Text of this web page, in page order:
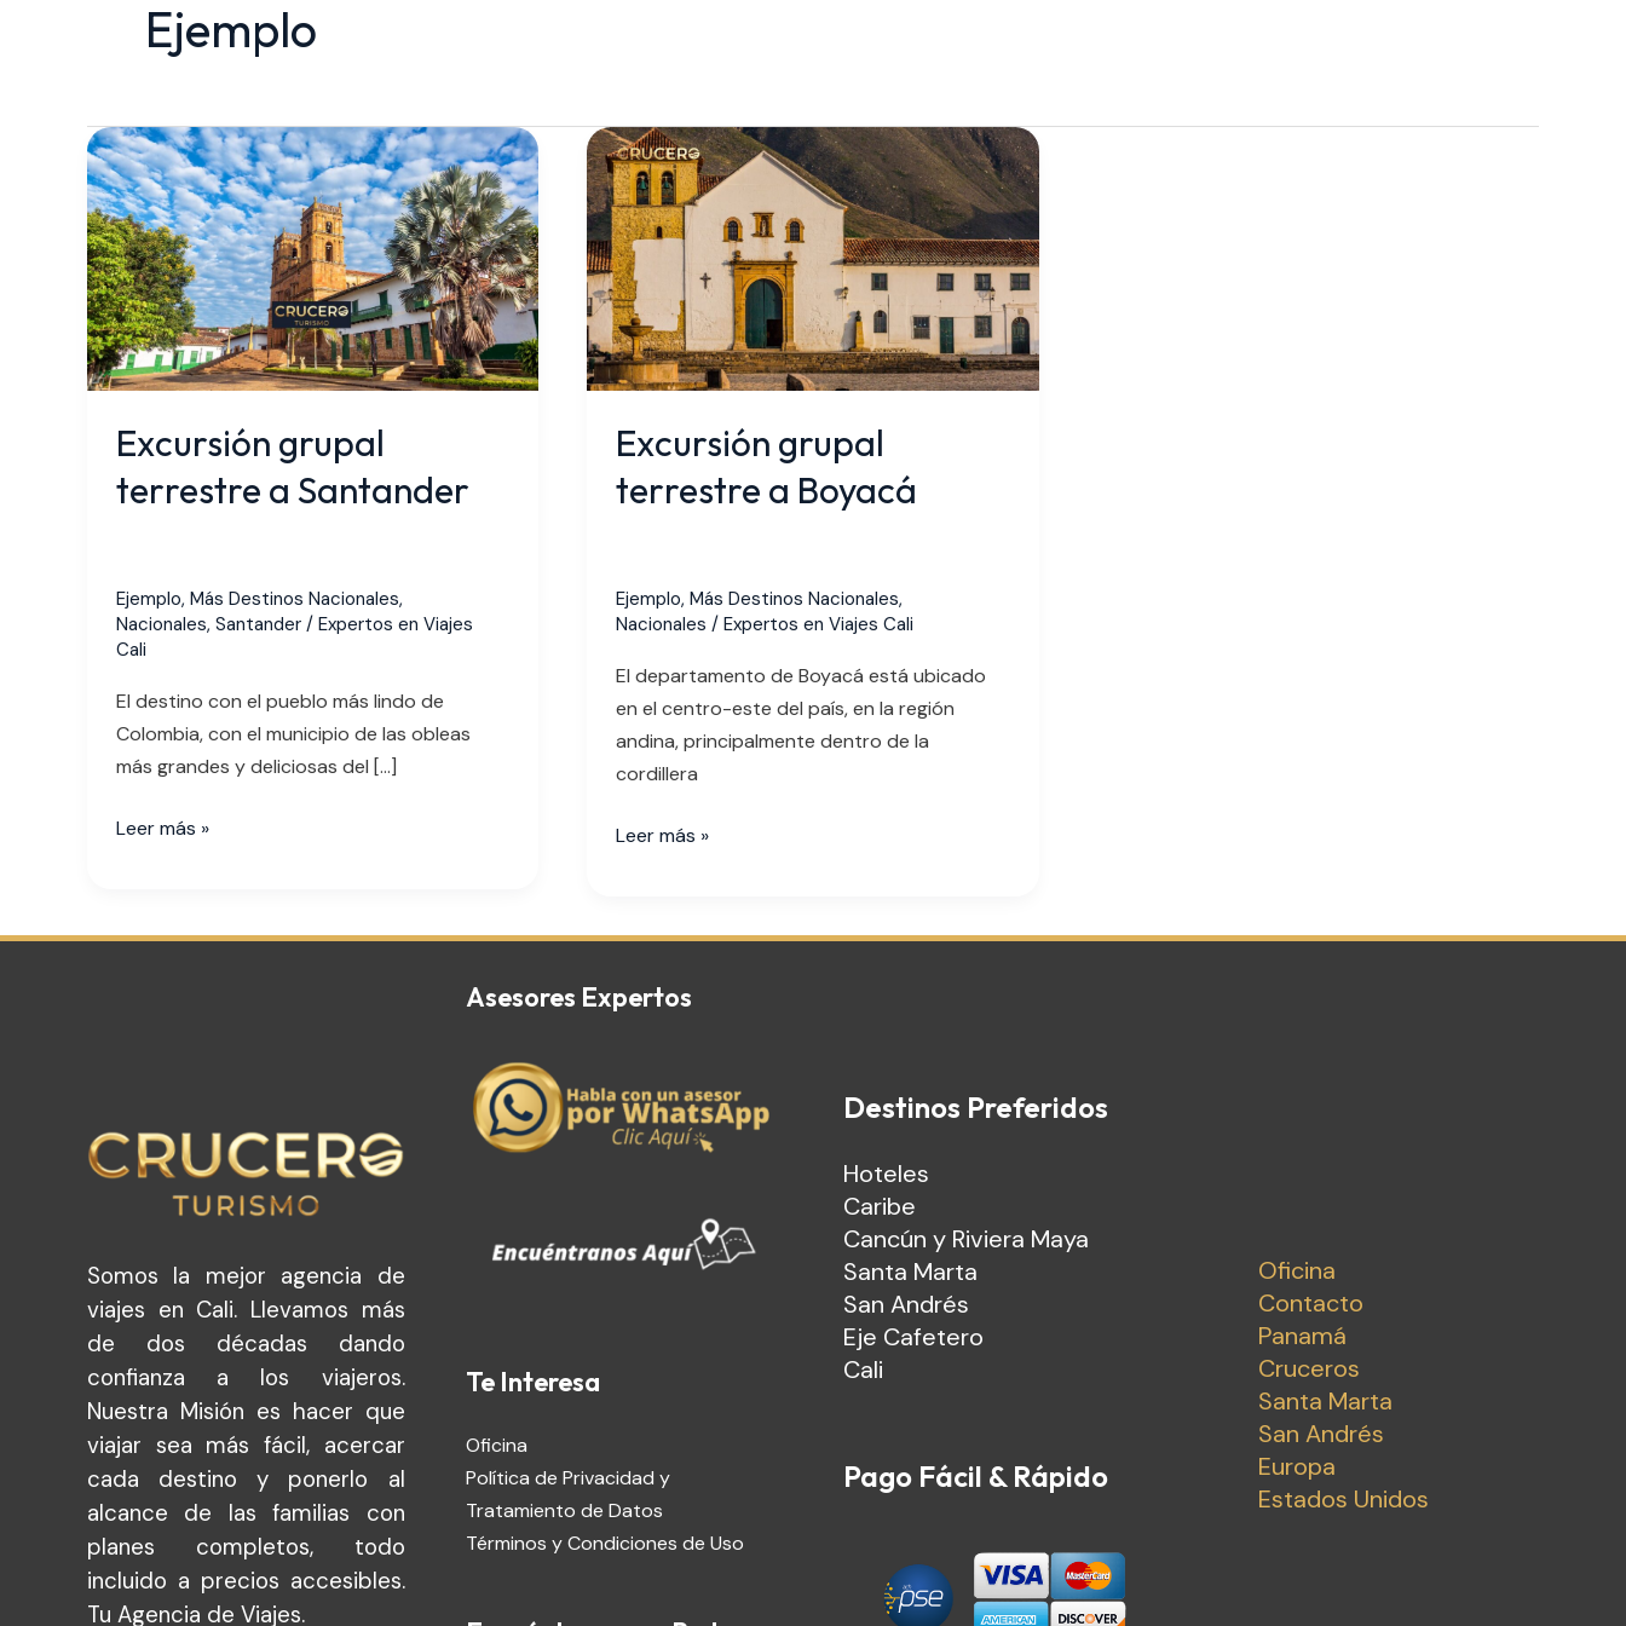
Ejemplo
Excursión grupal
terrestre a Santander
Ejemplo, Más Destinos Nacionales,
Nacionales, Santander / Expertos en Viajes
Cali
El destino con el pueblo más lindo de
Colombia, con el municipio de las obleas
más grandes y deliciosas del […]
Excursión
grupal
terrestre
a
Santander
Leer más »
Excursión grupal
terrestre a Boyacá
Ejemplo,Más Destinos Nacionales,
Nacionales /Expertos en Viajes Cali
El departamento de Boyacá está ubicado
en el centro-este del país, en la región
andina, principalmente dentro de la
cordillera
Excursión
grupal
terrestre
a
Boyacá
Leer más »
Somos la mejor agencia de
viajes en Cali. Llevamos más
de dos décadas dando
confianza a los viajeros.
Nuestra Misión es hacer que
viajar sea más fácil, acercar
cada destino y ponerlo al
alcance de las familias con
planes completos, todo
incluido a precios accesibles.
Tu Agencia de Viajes.
Asesores Expertos
Te Interesa
Oficina
Política de Privacidad y
Tratamiento de Datos
Términos y Condiciones de Uso
Destinos Preferidos
Hoteles
Caribe
Cancún y Riviera Maya
Santa Marta
San Andrés
Eje Cafetero
Cali
Pago Fácil & Rápido
Oficina
Contacto
Panamá
Cruceros
Santa Marta
San Andrés
Europa
Estados Unidos